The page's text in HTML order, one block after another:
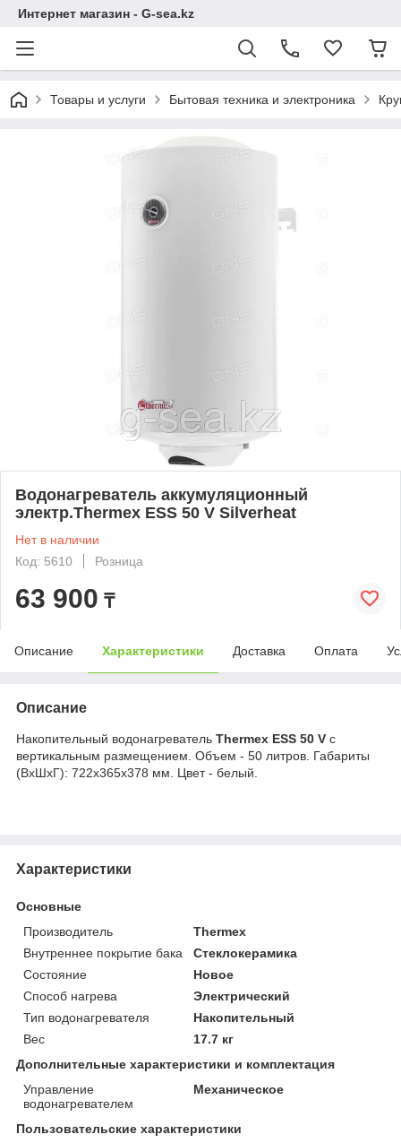
Интернет магазин - G-sea.kz
Товары и услуги Бытовая техника и электроника
Водонагреватель аккумуляционный
электр.Thermex ESS 50 V Silverheat
Нет в наличии
Код: 5610
Розница
63 900 ₸
Описание Характеристики Доставка Оплата
Описание
Накопительный водонагреватель Thermex ESS 50 V с
вертикальным размещением. Объем - 50 литров. Габариты
(ВхШхГ): 722х365х378 мм. Цвет - белый.
Характеристики
Основные
Производитель
Thermex
Внутреннее покрытие бака
Стеклокерамика
Состояние
Новое
Способ нагрева
Электрический
Тип водонагревателя
Накопительный
Вес
17.7 кг
Дополнительные характеристики и комплектация
Управление
водонагревателем
Механическое
Пользовательские характеристики